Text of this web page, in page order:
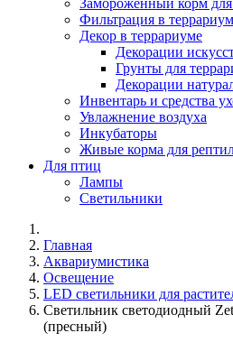
Фильтрация в
Декор в террариуме
Декорации
Грунты для
Декорации
Инвентарь и средства
Увлажнение воздуха
Инкубаторы
Живые корма для
Для птиц
Лампы
Светильники
Главная
Аквариумистика
Освещение
LED светильники для
Светильник светодиодный
(пресный)